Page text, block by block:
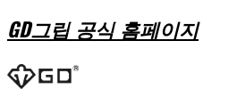
GD그립 공식 홈페이지